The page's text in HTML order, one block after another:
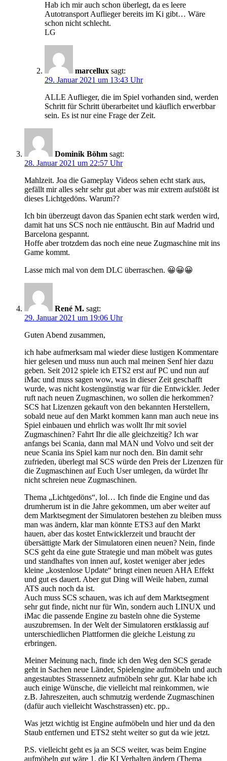
Hab ich mir auch schon überlegt, da es leere
Autotransport Auflieger bereits im Ki gibt… Wäre
schon nicht schlecht.
LG
marcellux sagt:
29. Januar 2021 um 13:43 Uhr
ALLE Auflieger, die im Spiel vorhanden sind, werden
Schritt für Schritt überarbeitet und käuflich erwerbbar
sein. Es ist nur eine Frage der Zeit.
Dominik Böhm sagt:
28. Januar 2021 um 22:57 Uhr
Mahlzeit. Joa die Gameplay Videos sehen echt stark aus,
gefällt mir alles sehr sehr gut aber was mir extrem aufstößt ist
dieses Lichtgedöns. Warum??
Ich bin überzeugt davon das Spanien echt stark werden wird,
damit hat uns SCS noch nie enttäuscht. Bin auf Madrid und
Barcelona gespannt.
Hoffe aber trotzdem das noch eine neue Zugmaschine mit ins
Game kommt.
Lasse mich mal von dem DLC überraschen. 😀😀😀
René M. sagt:
29. Januar 2021 um 19:06 Uhr
Guten Abend zusammen,
ich habe aufmerksam mal wieder diese lustigen Kommentare
hier gelesen und muss nun auch mal meinen Senf hier dazu
geben. Seit 2012 spiele ich ETS2 erst auf PC und nun auf
iMac und muss sagen wow, was in dieser Zeit geschafft
wurde, was nicht kostengünstig war für die Entwickler. Jeder
ruft nach neuen Zugmaschinen, wo sollen die herkommen?
SCS hat Lizenzen gekauft von den bekannten Herstellern,
sobald neue auf den Markt kommen kann man auch neue ins
Spiel einbauen und ehrlich was wollt Ihr mit soviel
Zugmaschinen? Fahrt Ihr die alle gleichzeitig? Ich war
anfangs bei Scania, dann mal MAN und Volvo und seit der
neue Scania ins Spiel kam nur noch den. Bin damit sehr
zufrieden, überlegt mal SCS würde den Preis der Lizenzen für
die Zugmaschinen auf Euch User umlegen, da würdet Ihr
nicht schreien neue Zugmaschinen.
Thema „Lichtgedöns“, lol… Ich finde die Engine und das
drumherum ist in die Jahre gekommen, um aber weiter auf
dem Marktsegment der Simulatoren bestehen zu bleiben muss
man was ändern, klar man könnte ETS3 auf den Markt
hauen, aber das kostet Entwicklerzeit und braucht der
übersättigte Mark der Simulatoren einen neuen? Nein, finde
SCS geht da eine gute Strategie und man möbelt was gutes
und standhaftes von innen auf, kostet weniger aber jedes
kleine „kostenlose Update“ bringt einen neuen AHA Effekt
und gut es dauert. Aber gut Ding will Weile haben, zumal
ATS auch noch da ist.
Auch muss SCS schauen, was ich auf dem Marktsegment
sehr gut finde, nicht nur für Win, sondern auch LINUX und
iMac die passende Engine zu basteln ohne die Systeme
auszubremsen. In der Welt der Simulatoren erstklassig auf
unterschiedlichen Plattformen die gleiche Leistung zu
erbringen.
Meiner Meinung nach, finde ich den Weg den SCS gerade
geht in Sachen neue Länder, Spielengine aufmöbeln und auch
angestaubtes Strassennetz aufmöbeln sehr gut. Klar habe ich
auch einige Wünsche, die vielleicht mal reinkommen, wie
z.B. Jahreszeiten, auch schmutzig werdende Zugmaschinen
(dafür auch vielleicht Waschstrassen) etc. pp..
Was jetzt wichtig ist Engine aufmöbeln und hier und da den
Staub entfernen und ETS2 steht weiter so gut da wie jetzt.
P.S. vielleicht geht es ja an SCS weiter, was beim Engine
aufmöbeln gut wäre 1. die KI Verhalten ändern (Thema